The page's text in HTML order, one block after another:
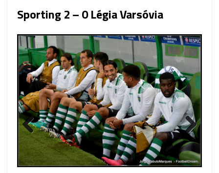
Sporting 2 – 0 Légia Varsóvia
Previous Next